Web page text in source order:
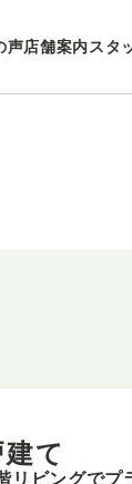
声店舗案内スタ
て